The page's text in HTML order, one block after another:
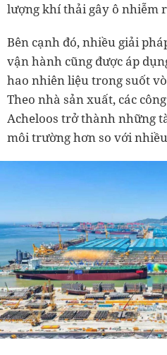
lượng khí thải gây ô nhiễm
Bên cạnh đó, nhiều giải
vận hành cũng được áp
hao nhiên liệu trong suốt
Theo nhà sản xuất, các
Acheloos trở thành những
môi trường hơn so với